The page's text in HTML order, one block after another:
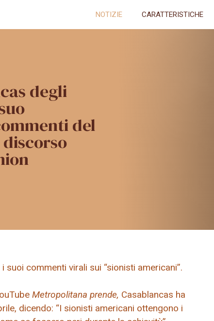
NOTIZIE CARATTERISTICHE
degli
del
commenti virali sui “sionisti americani”.
Metropolitana prende, Casablancas ha
dicendo: “I sionisti americani ottengono i